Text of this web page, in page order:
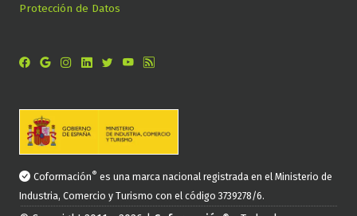
Protección de Datos
Coformación® es una marca nacional registrada en el Ministerio de
Industria, Comercio y Turismo con el código 3739278/6.